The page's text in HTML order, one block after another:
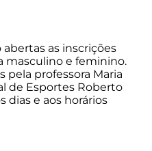
abertas as inscrições
masculino e feminino.
pela professora Maria
de Esportes Roberto
dias e aos horários